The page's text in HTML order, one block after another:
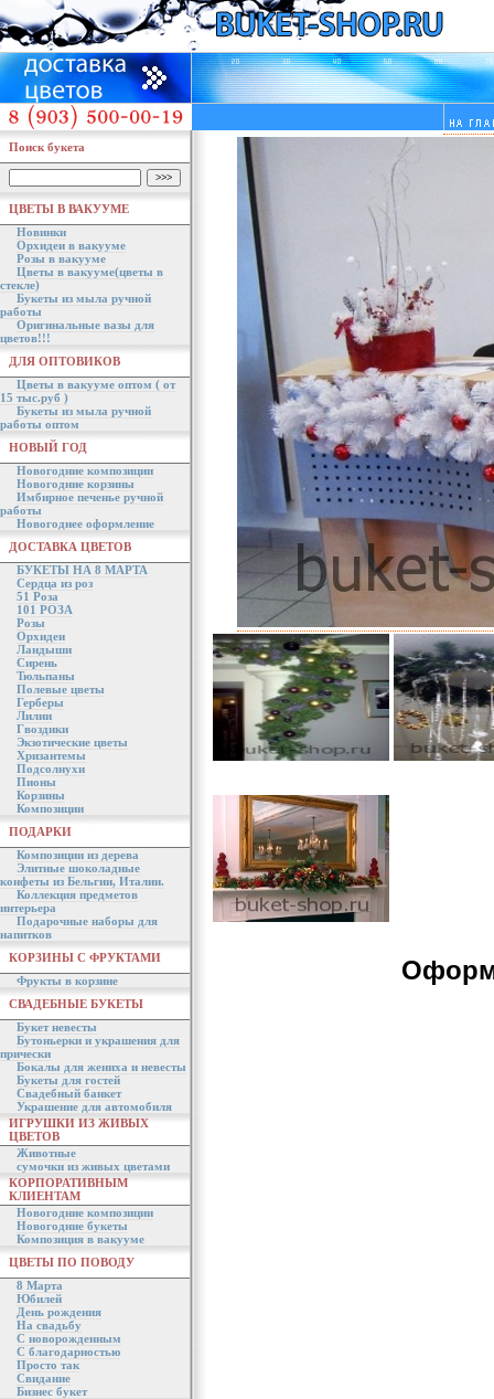
Поиск букета
ЦВЕТЫ В ВАКУУМЕ
Новинки
Орхидеи в вакууме
Розы в вакууме
Цветы в вакууме(цветы в
стекле)
Букеты из мыла ручной
работы
Оригинальные вазы для
цветов!!!
ДЛЯ ОПТОВИКОВ
Цветы в вакууме оптом ( от
15 тыс.руб )
Букеты из мыла ручной
работы оптом
НОВЫЙ ГОД
Новогодние композиции
Новогодние корзины
Имбирное печенье ручной
работы
Новогоднее оформление
ДОСТАВКА ЦВЕТОВ
БУКЕТЫ НА 8 МАРТА
Сердца из роз
51 Роза
101 РОЗА
Розы
Орхидеи
Ландыши
Сирень
Тюльпаны
Полевые цветы
Герберы
Лилии
Гвоздики
Экзотические цветы
Хризантемы
Подсолнухи
Пионы
Корзины
Композиции
ПОДАРКИ
Композиции из дерева
Элитные шоколадные
конфеты из Бельгии, Италии.
Коллекция предметов
интерьера
Подарочные наборы для
напитков
КОРЗИНЫ С ФРУКТАМИ
Фрукты в корзине
СВАДЕБНЫЕ БУКЕТЫ
Букет невесты
Бутоньерки и украшения для
прически
Бокалы для жениха и невесты
Букеты для гостей
Свадебный банкет
Украшение для автомобиля
ИГРУШКИ ИЗ ЖИВЫХ
ЦВЕТОВ
Животные
сумочки из живых цветами
КОРПОРАТИВНЫМ
КЛИЕНТАМ
Новогодние композиции
Новогодние букеты
Композиция в вакууме
ЦВЕТЫ ПО ПОВОДУ
8 Марта
Юбилей
День рождения
На свадьбу
С новорожденным
С благодарностью
Просто так
Свидание
Бизнес букет